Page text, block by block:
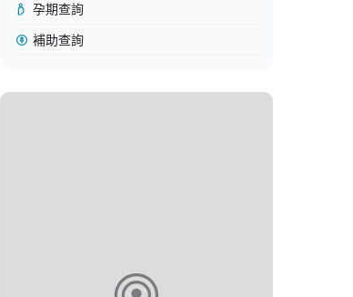
孕期查詢
補助查詢